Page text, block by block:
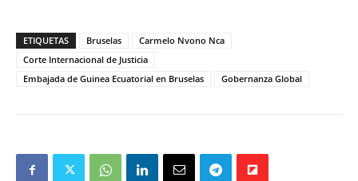
ETIQUETAS Bruselas
Carmelo Nvono Nca
Corte Internacional de Justicia
Embajada de Guinea Ecuatorial en Bruselas
Gobernanza Global